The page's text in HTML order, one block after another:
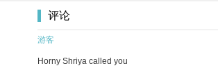
评论
游客
Horny Shriya called you